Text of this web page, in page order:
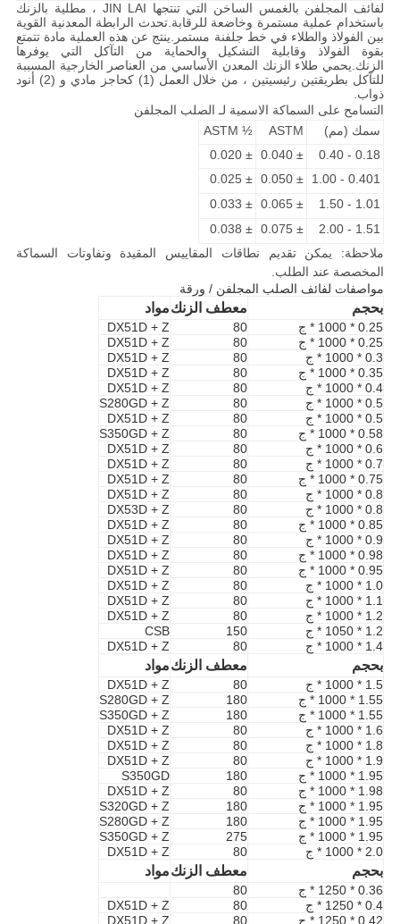
لفائف المجلفن بالغمس الساخن التي تنتجها JIN LAI ، مطلية بالزنك
باستخدام عملية مستمرة وخاضعة للرقابة.تحدث الرابطة المعدنية القوية
بين الفولاذ والطلاء في خط جلفنة مستمر.ينتج عن هذه العملية مادة تتمتع
بقوة الفولاذ وقابلية التشكيل والحماية من التآكل التي يوفرها
الزنك.يحمي طلاء الزنك المعدن الأساسي من العناصر الخارجية المسببة
للتآكل بطريقتين رئيسيتين ، من خلال العمل (1) كحاجز مادي و (2) أنود
ذواب.
التسامح على السماكة الاسمية لـالصلب المجلفن
سمك (مم)
ASTM
½ ASTM
0.18 - 0.40
± 0.040
± 0.020
0.401 - 1.00
± 0.050
± 0.025
1.01 - 1.50
± 0.065
± 0.033
1.51 - 2.00
± 0.075
± 0.038
ملاحظة: يمكن تقديم نطاقات المقاييس المقيدة وتفاوتات السماكة
المخصصة عند الطلب.
مواصفات لفائف الصلب المجلفن / ورقة
بحجم معطف الزنكمواد
0.25 * 1000 * ج 80
DX51D + Z
0.25 * 1000 * ج
80
DX51D + Z
0.3 * 1000 * ج
80
DX51D + Z
0.35 * 1000 * ج
80
DX51D + Z
0.4 * 1000 * ج
80
DX51D + Z
0.5 * 1000 * ج
80
S280GD + Z
0.5 * 1000 * ج
80
DX51D + Z
0.58 * 1000 * ج
80
S350GD + Z
0.6 * 1000 * ج
80
DX51D + Z
0.7 * 1000 * ج
80
DX51D + Z
0.75 * 1000 * ج
80
DX51D + Z
0.8 * 1000 * ج
80
DX51D + Z
0.8 * 1000 * ج
80
DX53D + Z
0.85 * 1000 * ج
80
DX51D + Z
0.9 * 1000 * ج
80
DX51D + Z
0.98 * 1000 * ج
80
DX51D + Z
0.95 * 1000 * ج
80
DX51D + Z
1.0 * 1000 * ج
80
DX51D + Z
1.1 * 1000 * ج
80
DX51D + Z
1.2 * 1000 * ج
80
DX51D + Z
1.2 * 1050 * ج
150
CSB
1.4 * 1000 * ج
80
DX51D + Z
بحجم معطف الزنكمواد
1.5 * 1000 * ج 80
DX51D + Z
1.55 * 1000 * ج
180
S280GD + Z
1.55 * 1000 * ج
180
S350GD + Z
1.6 * 1000 * ج
80
DX51D + Z
1.8 * 1000 * ج
80
DX51D + Z
1.9 * 1000 * ج
80
DX51D + Z
1.95 * 1000 * ج
180
S350GD
1.98 * 1000 * ج
80
DX51D + Z
1.95 * 1000 * ج
180
S320GD + Z
1.95 * 1000 * ج
180
S280GD + Z
1.95 * 1000 * ج
275
S350GD + Z
2.0 * 1000 * ج
80
DX51D + Z
بحجم معطف الزنكمواد
0.36 * 1250 * ج
80
0.4 * 1250 * ج
80
DX51D + Z
0.42 * 1250 * ج
80
DX51D + Z